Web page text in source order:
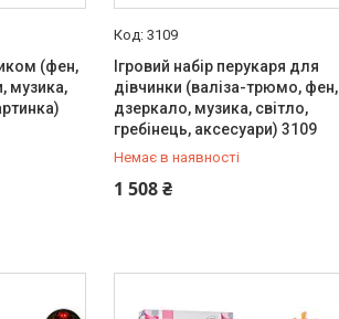
(фен,
музика,
3109
Ігровий набір перукаря для
дівчинки (валіза-трюмо, фен,
дзеркало, музика, світло,
гребінець, аксесуари) 3109
Немає в наявності
1 508 ₴
0 (800) 33-98-35